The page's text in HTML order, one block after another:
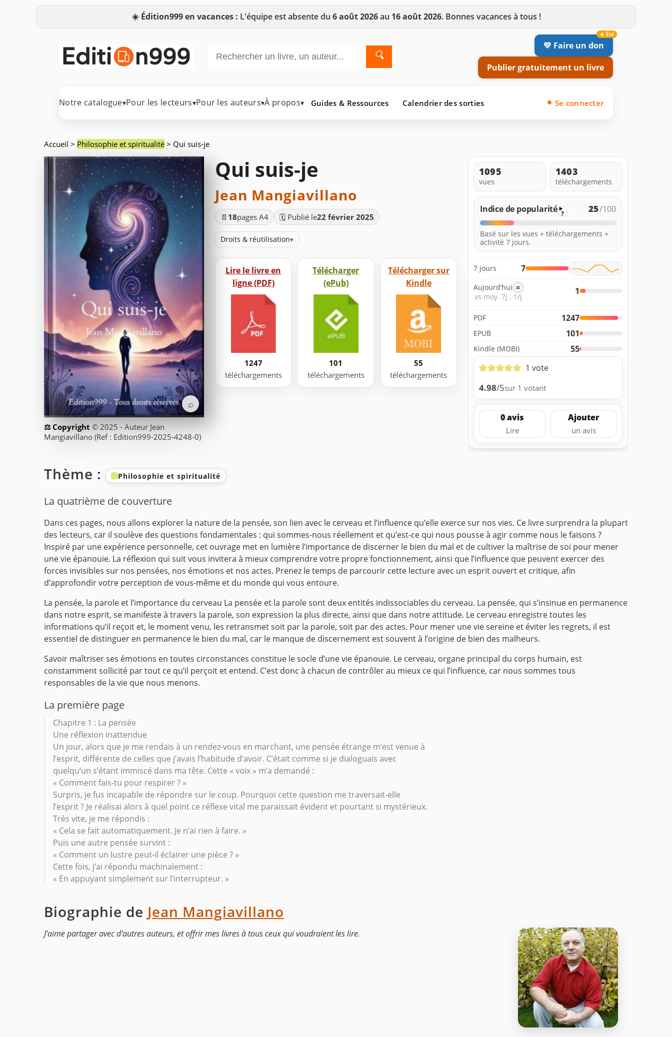
☀️ Édition999 en vacances : L'équipe est absente du 6 août 2026au 16 août 2026. Bonnes vacances à tous !
🔍
💛 Faire un don
Publier gratuitement un livre
Notre catalogue▾Pour les lecteurs▾Pour les auteurs▾À propos▾ Guides & Ressources Calendrier des sorties Se connecter
Accueil > Philosophie et spiritualité > Qui suis-je
⌕
© 2025 - Auteur Jean
Mangiavillano (Ref : Edition999-2025-4248-0)
Qui suis-je
Jean Mangiavillano
📄 18pages A4 🗓️ Publié le22 février 2025
Droits & réutilisation▾
Lire le livre en
ligne (PDF)
1247
téléchargements
Télécharger
(ePub)
101
téléchargements
Télécharger sur
Kindle
55
téléchargements
1095
vues
1403
téléchargements
Indice de popularité ? 25/100
Basé sur les vues + téléchargements +
activité 7 jours.
7 jours 7
Aujourd’hui =
vs moy. 7j : 1/j
1
PDF 1247
EPUB 101
Kindle (MOBI)
55
1 vote
4.98/5sur 1 votant
0 avis
Lire
Ajouter
un avis
Thème : Philosophie et spiritualité
La quatrième de couverture
Dans ces pages, nous allons explorer la nature de la pensée, son lien avec le cerveau et l’influence qu’elle exerce sur nos vies. Ce livre surprendra la plupart
des lecteurs, car il soulève des questions fondamentales : qui sommes-nous réellement et qu’est-ce qui nous pousse à agir comme nous le faisons ?
Inspiré par une expérience personnelle, cet ouvrage met en lumière l’importance de discerner le bien du mal et de cultiver la maîtrise de soi pour mener
une vie épanouie. La réflexion qui suit vous invitera à mieux comprendre votre propre fonctionnement, ainsi que l’influence que peuvent exercer des
forces invisibles sur nos pensées, nos émotions et nos actes. Prenez le temps de parcourir cette lecture avec un esprit ouvert et critique, afin
d’approfondir votre perception de vous-même et du monde qui vous entoure.
La pensée, la parole et l’importance du cerveau La pensée et la parole sont deux entités indissociables du cerveau. La pensée, qui s’insinue en permanence
dans notre esprit, se manifeste à travers la parole, son expression la plus directe, ainsi que dans notre attitude. Le cerveau enregistre toutes les
informations qu’il reçoit et, le moment venu, les retransmet soit par la parole, soit par des actes. Pour mener une vie sereine et éviter les regrets, il est
essentiel de distinguer en permanence le bien du mal, car le manque de discernement est souvent à l’origine de bien des malheurs.
Savoir maîtriser ses émotions en toutes circonstances constitue le socle d’une vie épanouie. Le cerveau, organe principal du corps humain, est
constamment sollicité par tout ce qu’il perçoit et entend. C’est donc à chacun de contrôler au mieux ce qui l’influence, car nous sommes tous
responsables de la vie que nous menons.
La première page
Chapitre 1 : La pensée
Une réflexion inattendue
Un jour, alors que je me rendais à un rendez-vous en marchant, une pensée étrange m’est venue à
l’esprit, différente de celles que j’avais l’habitude d’avoir. C’était comme si je dialoguais avec
quelqu’un s’étant immiscé dans ma tête. Cette « voix » m’a demandé :
« Comment fais-tu pour respirer ? »
Surpris, je fus incapable de répondre sur le coup. Pourquoi cette question me traversait-elle
l’esprit ? Je réalisai alors à quel point ce réflexe vital me paraissait évident et pourtant si mystérieux.
Très vite, je me répondis :
« Cela se fait automatiquement. Je n’ai rien à faire. »
Puis une autre pensée survint :
« Comment un lustre peut-il éclairer une pièce ? »
Cette fois, j’ai répondu machinalement :
« En appuyant simplement sur l’interrupteur. »
Biographie de Jean Mangiavillano
J’aime partager avec d’autres auteurs, et offrir mes livres à tous ceux qui voudraient les lire.